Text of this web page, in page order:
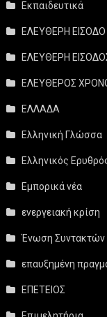
Εκπαιδευτικά
ΕΛΕΥΘΕΡΗ ΕΙΣΟΔΟ
ΕΛΕΥΘΕΡΗ
ΕΛΕΥΘΕΡΟΣ
ΕΛΛΑΔΑ
Ελληνική Γλώσσα
Ελληνικός
Εμπορικά νέα
ενεργειακή κρίση
Ένωση Συντακτών
επαυξημένη
ΕΠΕΤΕΙΟΣ